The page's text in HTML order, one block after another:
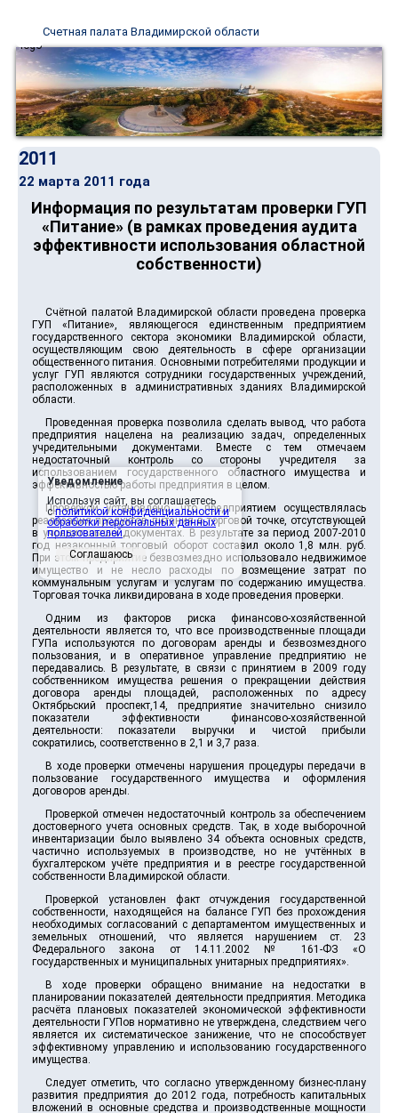
Счетная палата Владимирской области
2011
22 марта 2011 года
Информация по результатам проверки ГУП
«Питание» (в рамках проведения аудита
эффективности использования областной
собственности)
Счётной палатой Владимирской области проведена проверка
ГУП «Питание», являющегося единственным предприятием
государственного сектора экономики Владимирской области,
осуществляющим свою деятельность в сфере организации
общественного питания. Основными потребителями продукции и
услуг ГУП являются сотрудники государственных учреждений,
расположенных в административных зданиях Владимирской
области.
Проведенная проверка позволила сделать вывод, что работа
предприятия нацелена на реализацию задач, определенных
учредительными документами. Вместе с тем отмечаем
недостаточный контроль со стороны учредителя за
использованием государственного областного имущества и
эффективностью работы предприятия в целом.
Проверкой установлено, что предприятием осуществлялась
реализация продуктов питания в торговой точке, отсутствующей
в учредительных документах. В результате за период 2007-2010
год незаконный торговый оборот составил около 1,8 млн. руб.
При этом предприятие безвозмездно использовало недвижимое
имущество и не несло расходы по возмещение затрат по
коммунальным услугам и услугам по содержанию имущества.
Торговая точка ликвидирована в ходе проведения проверки.
Одним из факторов риска финансово-хозяйственной
деятельности является то, что все производственные площади
ГУПа используются по договорам аренды и безвозмездного
пользования, и в оперативное управление предприятию не
передавались. В результате, в связи с принятием в 2009 году
собственником имущества решения о прекращении действия
договора аренды площадей, расположенных по адресу
Октябрьский проспект,14, предприятие значительно снизило
показатели эффективности финансово-хозяйственной
деятельности: показатели выручки и чистой прибыли
сократились, соответственно в 2,1 и 3,7 раза.
В ходе проверки отмечены нарушения процедуры передачи в
пользование государственного имущества и оформления
договоров аренды.
Проверкой отмечен недостаточный контроль за обеспечением
достоверного учета основных средств. Так, в ходе выборочной
инвентаризации было выявлено 34 объекта основных средств,
частично используемых в производстве, но не учтённых в
бухгалтерском учёте предприятия и в реестре государственной
собственности Владимирской области.
Проверкой установлен факт отчуждения государственной
собственности, находящейся на балансе ГУП без прохождения
необходимых согласований с департаментом имущественных и
земельных отношений, что является нарушением ст. 23
Федерального закона от 14.11.2002 № 161-ФЗ «О
государственных и муниципальных унитарных предприятиях».
В ходе проверки обращено внимание на недостатки в
планировании показателей деятельности предприятия. Методика
расчёта плановых показателей экономической эффективности
деятельности ГУПов нормативно не утверждена, следствием чего
является их систематическое занижение, что не способствует
эффективному управлению и использованию государственного
имущества.
Следует отметить, что согласно утвержденному бизнес-плану
развития предприятия до 2012 года, потребность капитальных
вложений в основные средства и производственные мощности
Уведомление
Используя сайт, вы соглашаетесь
сполитикой конфиденциальности и
обработки персональных данных
пользователей.
Соглашаюсь